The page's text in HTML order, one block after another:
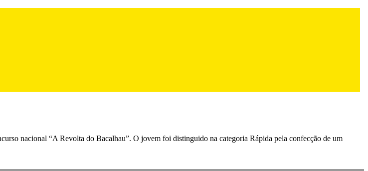
nacional “A Revolta do Bacalhau”. O jovem foi distinguido na categoria Rápida pela confecção de um